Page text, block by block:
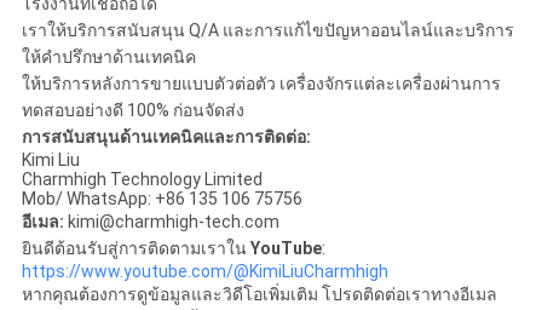
โรงงานที่เชื่อถือได้
เราให้บริการสนับสนุน Q/A และการแก้ไขปัญหาออนไลน์และบริการ
ให้คำปรึกษาด้านเทคนิค
ให้บริการหลังการขายแบบตัวต่อตัว เครื่องจักรแต่ละเครื่องผ่านการ
ทดสอบอย่างดี 100% ก่อนจัดส่ง
การสนับสนุนด้านเทคนิคและการติดต่อ:
Kimi Liu
Charmhigh Technology Limited
Mob/ WhatsApp: +86 135 106 75756
อีเมล: kimi@charmhigh-tech.com
ยินดีต้อนรับสู่การติดตามเราใน YouTube:
https://www.youtube.com/@KimiLiuCharmhigh
หากคุณต้องการดูข้อมูลและวิดีโอเพิ่มเติม โปรดติดต่อเราทางอีเมล